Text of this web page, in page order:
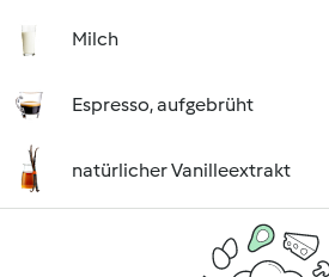
Milch
Espresso, aufgebrüht
natürlicher Vanilleextrakt